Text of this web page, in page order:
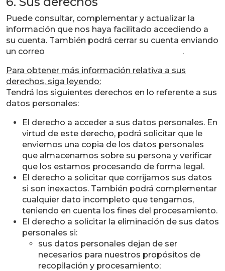
Puede consultar, complementar y actualizar la
información que nos haya facilitado accediendo a
su cuenta. También podrá cerrar su cuenta enviando
un correo
.
Para obtener más información relativa a sus
derechos, siga leyendo:
Tendrá los siguientes derechos en lo referente a sus
datos personales:
El derecho a acceder a sus datos personales. En
virtud de este derecho, podrá solicitar que le
enviemos una copia de los datos personales
que almacenamos sobre su persona y verificar
que los estamos procesando de forma legal.
El derecho a solicitar que corrijamos sus datos
si son inexactos. También podrá complementar
cualquier dato incompleto que tengamos,
teniendo en cuenta los fines del procesamiento.
El derecho a solicitar la eliminación de sus datos
personales si:
sus datos personales dejan de ser
necesarios para nuestros propósitos de
recopilación y procesamiento;